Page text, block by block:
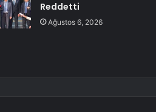
Reddetti
Ağustos 6, 2026